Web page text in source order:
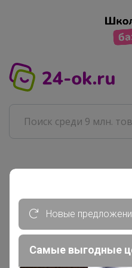
Главная
Новые
Самые выгодные